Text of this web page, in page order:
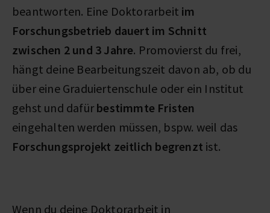
beantworten. Eine Doktorarbeit im
Forschungsbetrieb dauert im Schnitt
zwischen 2 und 3 Jahre. Promovierst du frei,
hängt deine Bearbeitungszeit davon ab, ob du
über eine Graduiertenschule oder ein Institut
gehst und dafür bestimmte Fristen
eingehalten werden müssen, bspw. weil das
Forschungsprojekt zeitlich begrenzt ist.
Wenn du deine Doktorarbeit in